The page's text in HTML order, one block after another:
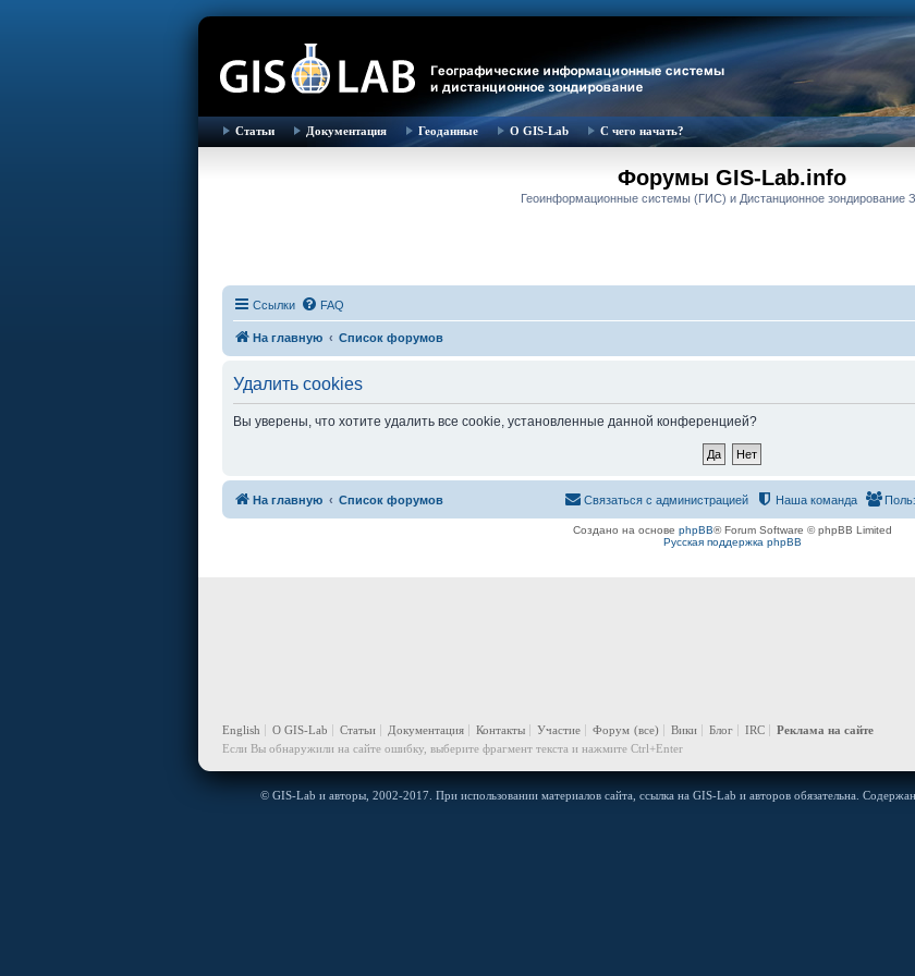
Статьи Документация Геоданные О GIS-Lab С чего начать?
Форумы GIS-Lab.info
Геоинформационные системы (ГИС) и Дистанционное зондирование
Ссылки FAQ
На главную Список форумов
Удалить cookies
Вы уверены, что хотите удалить все cookie, установленные данной конференцией?
На главную Список форумов Наша команда
Связаться с администрацией
Создано на основе phpBB® Forum Software © phpBB Limited
Русская поддержка phpBB
English О GIS-Lab Статьи Документация Контакты Участие Форум (все) Вики Блог IRC
Реклама на сайте
Если Вы обнаружили на сайте ошибку, выберите фрагмент текста и нажмите Ctrl+Enter
© GIS-Lab и авторы, 2002-2017. При использовании материалов сайта, ссылка на GIS-Lab и авторов обязательна.